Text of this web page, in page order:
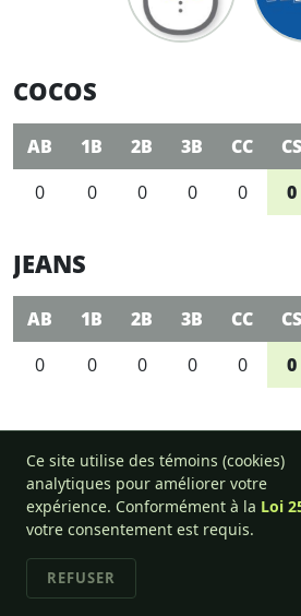
COCOS
AB 1B 2B 3B CC CS
0
0 0 0 0 0
JEANS
AB 1B 2B 3B CC CS
0
0 0 0 0 0
© 2013-2026 Ligue de balle-molle
Ce site utilise des témoins (cookies)
analytiques pour améliorer votre
expérience. Conformément à la Loi
votre consentement est requis.
REFUSER